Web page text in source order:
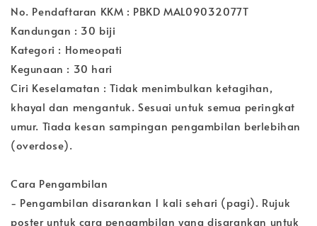
No. Pendaftaran KKM : PBKD MAL09032077T
Kandungan : 30 biji
Kategori : Homeopati
Kegunaan : 30 hari
Ciri Keselamatan : Tidak menimbulkan ketagihan,
khayal dan mengantuk. Sesuai untuk semua peringkat
umur. Tiada kesan sampingan pengambilan berlebihan
(overdose).
Cara Pengambilan
- Pengambilan disarankan 1 kali sehari (pagi). Rujuk
poster untuk cara pengambilan yang disarankan untuk